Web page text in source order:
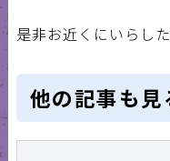
是非お近くにいらし
他の記事も見